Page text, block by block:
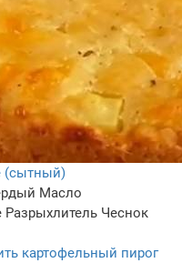
(сытный)
Масло
Разрыхлитель Чеснок
картофельный пирог